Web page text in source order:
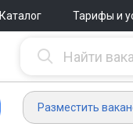
Каталог Тарифы и
Разместить